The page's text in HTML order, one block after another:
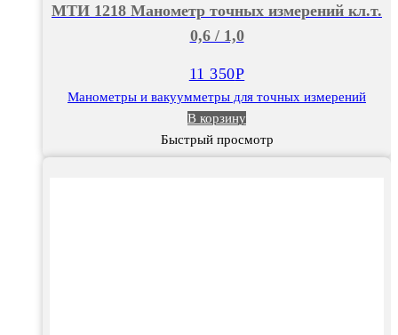
Манометр
0,6
МТИ 1218 Манометр точных измерений кл.т.
0,6 / 1,0
11 350Р
Манометры и вакуумметры для точных измерений
В корзину
Быстрый просмотр